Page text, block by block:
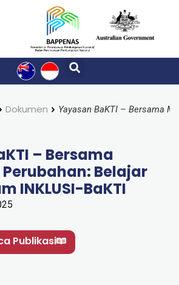
Dokumen
– Bersama
Belajar
INKLUSI-BaKTI
Publikasi